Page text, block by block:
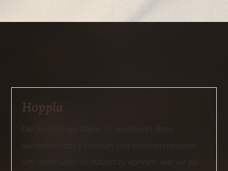
Hoppla
Die Ansicht der Alben ist deaktiviert. Bitte
akzeptiere das Einbetten von externen Inhalten,
um diese Seite so nutzen zu können, wie wir sie